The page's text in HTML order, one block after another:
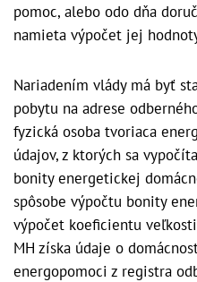
pomoc, alebo odo dňa
namieta výpočet jej
Nariadením vlády má byť
pobytu na adrese
fyzická osoba tvoriaca
údajov, z ktorých sa
bonity energetickej
spôsobe výpočtu bonity
výpočet koeficientu
MH získa údaje o
energopomoci z registra